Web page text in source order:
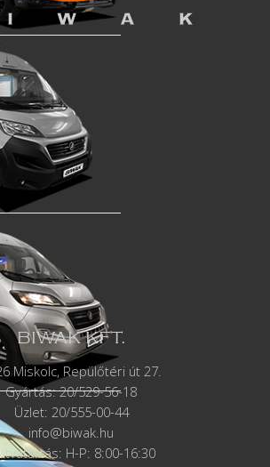
BIWAK KFT.
Miskolc, Repülőtéri út 27.
Gyártás:20/529-56-18
Üzlet: 20/555-00-44
info@biwak.hu
H-P: 8:00-16:30